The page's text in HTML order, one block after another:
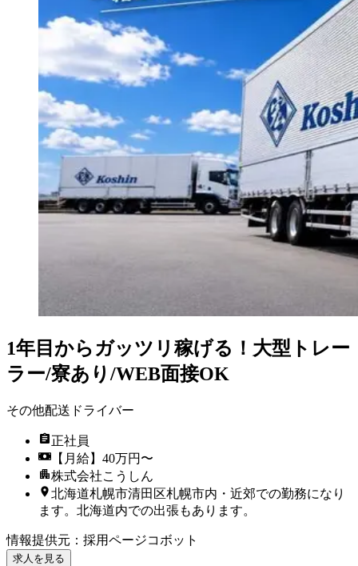
1年目からガッツリ稼げる！大型トレー
ラー/寮あり/WEB面接OK
その他配送ドライバー
正社員
【月給】40万円〜
株式会社こうしん
北海道札幌市清田区札幌市内・近郊での勤務になり
ます。北海道内での出張もあります。
情報提供元 ： 採用ページコボット
求人を見る